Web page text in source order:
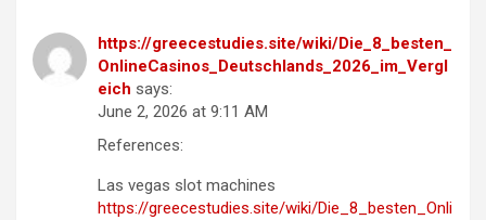
https://greecestudies.site/wiki/Die_8_besten_
OnlineCasinos_Deutschlands_2026_im_Vergl
eich says:
June 2, 2026 at 9:11 AM
References:
Las vegas slot machines
https://greecestudies.site/wiki/Die_8_besten_Onli